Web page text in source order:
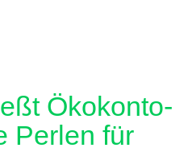
Ökokonto-
Perlen für